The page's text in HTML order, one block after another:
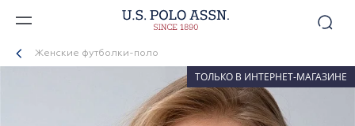
Женские футболки-поло
ТОЛЬКО В ИНТЕРНЕТ-МАГАЗИНЕ